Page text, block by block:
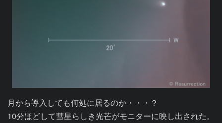
月から導入しても何処に居るのか・・・？
10分ほどして彗星らしき光芒がモニターに映し出された。